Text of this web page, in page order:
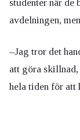
studenter när
avdelningen,
–Jag tror det
att göra skillnad,
hela tiden för att